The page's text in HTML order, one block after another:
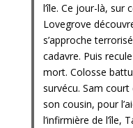
l’île. Ce jour-là, sur
Lovegrove
s’approche
cadavre. Puis
mort. Colosse
survécu. Sam
son cousin, pour
l’infirmière de l’île,